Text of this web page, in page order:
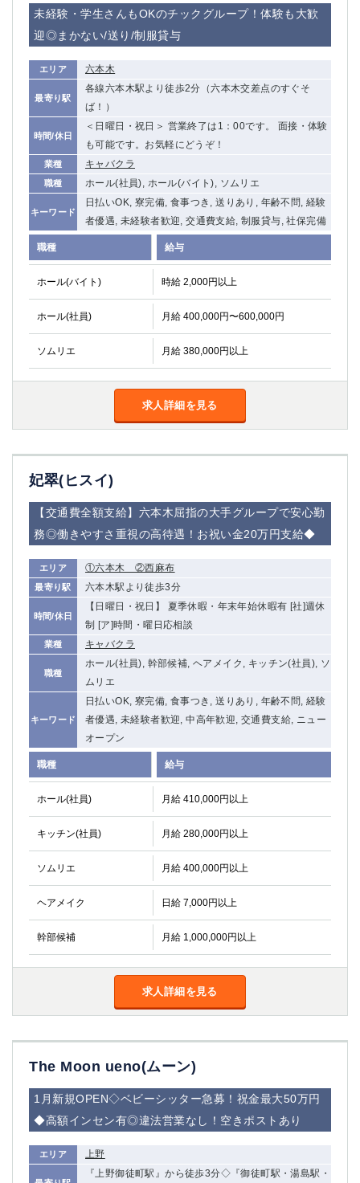
未経験・学生さんもOKのチックグループ！体験も大歓
迎◎まかない/送り/制服貸与
エリア 六本木
最寄り駅
各線六本木駅より徒歩2分（六本木交差点のすぐそ
ば！）
時間/休日
＜日曜日・祝日＞ 営業終了は1：00です。 面接・体験
も可能です。お気軽にどうぞ！
業種 キャバクラ
職種 ホール(社員), ホール(バイト), ソムリエ
キーワード
日払いOK, 寮完備, 食事つき, 送りあり, 年齢不問, 経験
者優遇, 未経験者歓迎, 交通費支給, 制服貸与, 社保完備
職種 給与
ホール(バイト) 時給 2,000円以上
ホール(社員) 月給 400,000円〜600,000円
ソムリエ 月給 380,000円以上
求人詳細を見る
妃翠(ヒスイ)
【交通費全額支給】六本木屈指の大手グループで安心勤
務◎働きやすさ重視の高待遇！お祝い金20万円支給◆
エリア ①六本木 ②西麻布
最寄り駅 六本木駅より徒歩3分
時間/休日
【日曜日・祝日】 夏季休暇・年末年始休暇有 [社]週休
制 [ア]時間・曜日応相談
業種 キャバクラ
職種
ホール(社員), 幹部候補, ヘアメイク, キッチン(社員), ソ
ムリエ
キーワード
日払いOK, 寮完備, 食事つき, 送りあり, 年齢不問, 経験
者優遇, 未経験者歓迎, 中高年歓迎, 交通費支給, ニュー
オープン
職種 給与
ホール(社員) 月給 410,000円以上
キッチン(社員) 月給 280,000円以上
ソムリエ 月給 400,000円以上
ヘアメイク 日給 7,000円以上
幹部候補 月給 1,000,000円以上
求人詳細を見る
The Moon ueno(ムーン)
1月新規OPEN◇ベビーシッター急募！祝金最大50万円
◆高額インセン有◎違法営業なし！空きポストあり
エリア 上野
『上野御徒町駅』から徒歩3分◇『御徒町駅・湯島駅・
獨協大学前＜草加松原＞ 北浦和（西口）
春日部
川口
蕨
船橋
成田
千葉
西船橋
柏（西口）
柏（東口）
下総中山
茂原
松戸
八千代台
本八幡
東金
浦安
宇都宮
小山
茨城県
ひたち野うしく
高崎
該当求人 0件 選択した内容で設定